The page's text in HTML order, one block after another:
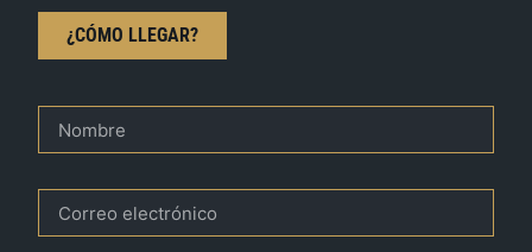
¿CÓMO LLEGAR?